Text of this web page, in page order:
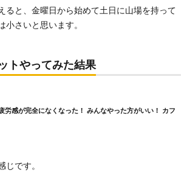
ると、金曜日から始めて土日に山場を持って
小さいと思います。
トやってみた結果
労感が完全になくなった！ みんなやった方がいい！ カフ
じです。